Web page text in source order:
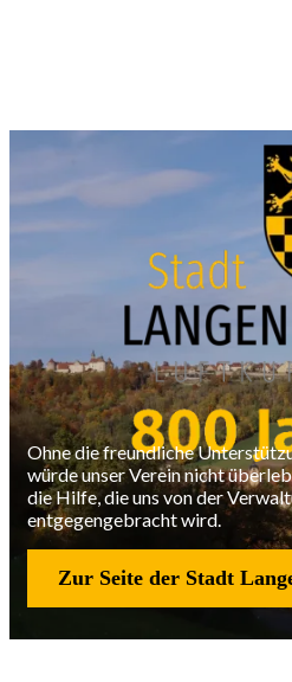
Ohne die freundliche
würde unser Verein nicht
die Hilfe, die uns von der
entgegengebracht wird.
Zur Seite der Stadt